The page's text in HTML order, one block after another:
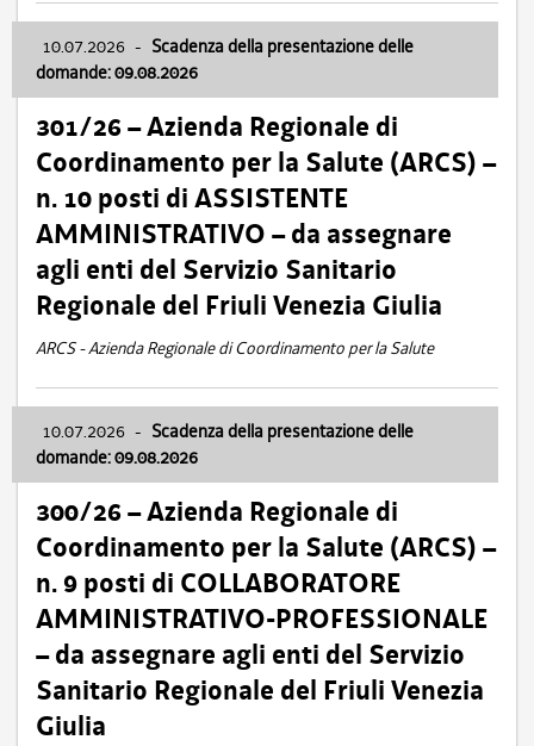
10.07.2026 - Scadenza della presentazione delle
domande: 09.08.2026
301/26 – Azienda Regionale di
Coordinamento per la Salute (ARCS) –
n. 10 posti di ASSISTENTE
AMMINISTRATIVO – da assegnare
agli enti del Servizio Sanitario
Regionale del Friuli Venezia Giulia
ARCS - Azienda Regionale di Coordinamento per la Salute
10.07.2026 - Scadenza della presentazione delle
domande: 09.08.2026
300/26 – Azienda Regionale di
Coordinamento per la Salute (ARCS) –
n. 9 posti di COLLABORATORE
AMMINISTRATIVO-PROFESSIONALE
– da assegnare agli enti del Servizio
Sanitario Regionale del Friuli Venezia
Giulia